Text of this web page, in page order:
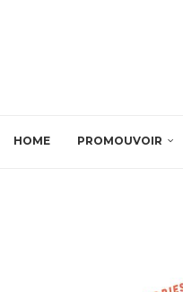
HOME PROMOUVOIR